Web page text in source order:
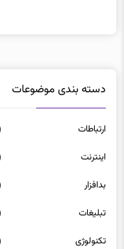
دسته بندی موضوعات
ارتباطات
اينترنت
بدافزار
تبلیغات
تکنولوژی